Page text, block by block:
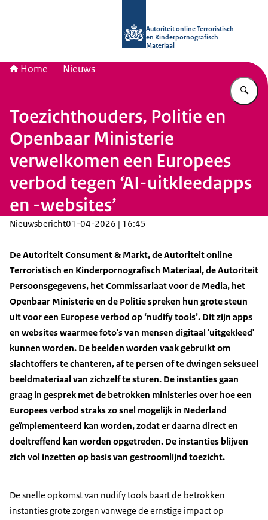
Autoriteit online Terroristisch
en Kinderpornografisch
Materiaal
Home Nieuws
Toezichthouders, Politie en
Openbaar Ministerie
verwelkomen een Europees
verbod tegen ‘AI-uitkleedapps
en -websites’
Nieuwsbericht01-04-2026 | 16:45
De Autoriteit Consument & Markt, de Autoriteit online
Terroristisch en Kinderpornografisch Materiaal, de Autoriteit
Persoonsgegevens, het Commissariaat voor de Media, het
Openbaar Ministerie en de Politie spreken hun grote steun
uit voor een Europese verbod op ‘nudify tools’. Dit zijn apps
en websites waarmee foto's van mensen digitaal 'uitgekleed'
kunnen worden. De beelden worden vaak gebruikt om
slachtoffers te chanteren, af te persen of te dwingen seksueel
beeldmateriaal van zichzelf te sturen. De instanties gaan
graag in gesprek met de betrokken ministeries over hoe een
Europees verbod straks zo snel mogelijk in Nederland
geïmplementeerd kan worden, zodat er daarna direct en
doeltreffend kan worden opgetreden. De instanties blijven
zich vol inzetten op basis van gestroomlijnd toezicht.
De snelle opkomst van nudify tools baart de betrokken
instanties grote zorgen vanwege de ernstige impact op